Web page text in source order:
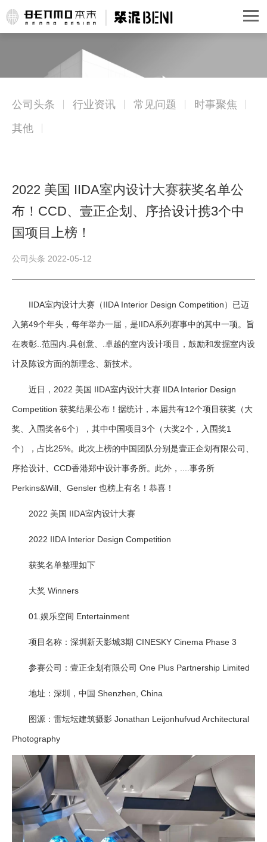
公司头条 行业资讯 常见问题
时事聚焦
其他
2022 美国 IIDA室内设计大赛获奖名单公
布！CCD、壹正企划、序拾设计携3个中
国项目上榜！
公司头条 2022-05-12
IIDA室内设计大赛（IIDA Interior Design Competition）已迈
入第49个年头，每年举办一届，是IIDA系列赛事中的其中一项。旨
在表彰..范围内.具创意、.卓越的室内设计项目，鼓励和发掘室内设
计及陈设方面的新理念、新技术。
近日，2022 美国 IIDA室内设计大赛 IIDA Interior Design
Competition 获奖结果公布！据统计，本届共有12个项目获奖（大
奖、入围奖各6个），其中中国项目3个（大奖2个，入围奖1
个），占比25%。此次上榜的中国团队分别是壹正企划有限公司、
序拾设计、CCD香港郑中设计事务所。此外，....事务所
Perkins&Will、Gensler 也榜上有名！恭喜！
2022 美国 IIDA室内设计大赛
2022 IIDA Interior Design Competition
获奖名单整理如下
大奖 Winners
01. 娱乐空间 Entertainment
项目名称：深圳新天影城3期 CINESKY Cinema Phase 3
参赛公司：壹正企划有限公司 One Plus Partnership Limited
地址：深圳，中国 Shenzhen, China
图源：雷坛坛建筑摄影 Jonathan Leijonhufvud Architectural
Photography